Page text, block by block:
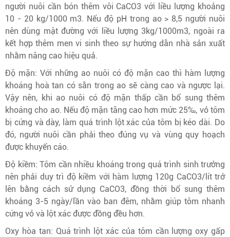
người nuôi cần bón thêm vôi CaCO3 với liều lượng khoảng
10 - 20 kg/1000 m3. Nếu độ pH trong ao > 8,5 người nuôi
nên dùng mật đường với liều lượng 3kg/1000m3, ngoài ra
kết hợp thêm men vi sinh theo sự hướng dẫn nhà sản xuất
nhằm nâng cao hiệu quả.
Độ mặn: Với những ao nuôi có độ mặn cao thì hàm lượng
khoáng hoà tan có sẵn trong ao sẽ càng cao và ngược lại.
Vậy nên, khi ao nuôi có độ mặn thấp cần bổ sung thêm
khoáng cho ao. Nếu độ mặn tăng cao hơn mức 25‰, vỏ tôm
bị cứng và dày, làm quá trình lột xác của tôm bị kéo dài. Do
đó, người nuôi cần phải theo đúng vụ và vùng quy hoạch
được khuyến cáo.
Độ kiềm: Tôm cần nhiều khoáng trong quá trình sinh trưởng
nên phải duy trì độ kiềm với hàm lượng 120g CaCO3/lít trở
lên bằng cách sử dụng CaCO3, đồng thời bổ sung thêm
khoáng 3-5 ngày/lần vào ban đêm, nhằm giúp tôm nhanh
cứng vỏ và lột xác được đồng đều hơn.
Oxy hòa tan: Quá trình lột xác của tôm cần lượng oxy gấp